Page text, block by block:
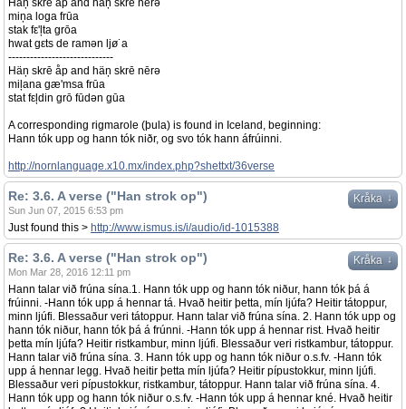
Häņ skrē åp and häņ skrē nērə
miņa loga frūa
stak fε'ļta grōa
hwat gεts de ramən ljø˙a
-----------------------------
Häņ skrē åp and häņ skrē nērə
miļana gæ'msa frūa
stat fεļdin grō fūdən gūa
A corresponding rigmarole (þula) is found in Iceland, beginning:
Hann tók upp og hann tók niðr, og svo tók hann áfrúinni.
http://nornlanguage.x10.mx/index.php?shettxt/36verse
Kråka ↓
Re: 3.6. A verse ("Han strok op")
Sun Jun 07, 2015 6:53 pm
Just found this > http://www.ismus.is/i/audio/id-1015388
Kråka ↓
Re: 3.6. A verse ("Han strok op")
Mon Mar 28, 2016 12:11 pm
Hann talar við frúna sína.1. Hann tók upp og hann tók niður, hann tók þá á
frúinni. -Hann tók upp á hennar tá. Hvað heitir þetta, mín ljúfa? Heitir tátoppur,
minn ljúfi. Blessaður veri tátoppur. Hann talar við frúna sína. 2. Hann tók upp og
hann tók niður, hann tók þá á frúnni. -Hann tók upp á hennar rist. Hvað heitir
þetta mín ljúfa? Heitir ristkambur, minn ljúfi. Blessaður veri ristkambur, tátoppur.
Hann talar við frúna sína. 3. Hann tók upp og hann tók niður o.s.fv. -Hann tók
upp á hennar legg. Hvað heitir þetta mín ljúfa? Heitir pípustokkur, minn ljúfi.
Blessaður veri pípustokkur, ristkambur, tátoppur. Hann talar við frúna sína. 4.
Hann tók upp og hann tók niður o.s.fv. -Hann tók upp á hennar kné. Hvað heitir